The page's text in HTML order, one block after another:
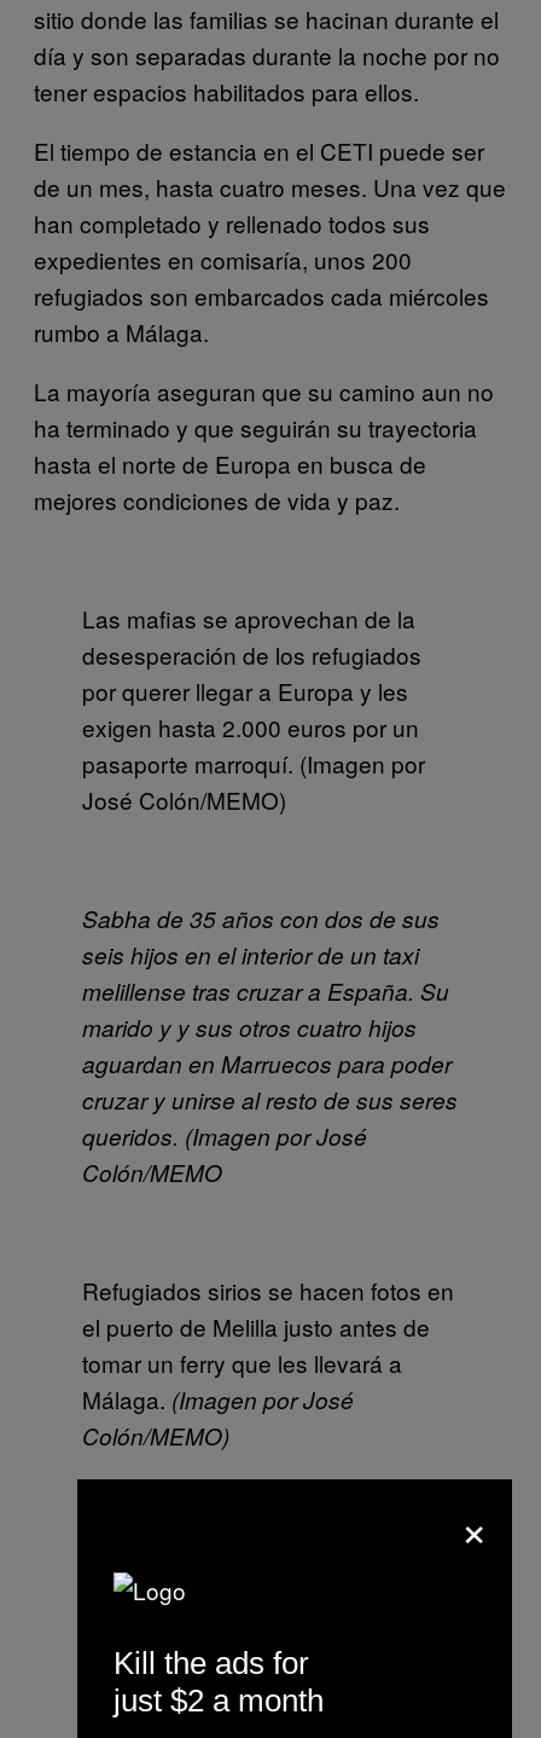
sitio donde las familias se hacinan durante el
día y son separadas durante la noche por no
tener espacios habilitados para ellos.
El tiempo de estancia en el CETI puede ser
de un mes, hasta cuatro meses. Una vez que
han completado y rellenado todos sus
expedientes en comisaría, unos 200
refugiados son embarcados cada miércoles
rumbo a Málaga.
La mayoría aseguran que su camino aun no
ha terminado y que seguirán su trayectoria
hasta el norte de Europa en busca de
mejores condiciones de vida y paz.
Las mafias se aprovechan de la
desesperación de los refugiados
por querer llegar a Europa y les
exigen hasta 2.000 euros por un
pasaporte marroquí. (Imagen por
José Colón/MEMO)
Sabha de 35 años con dos de sus
seis hijos en el interior de un taxi
melillense tras cruzar a España. Su
marido y y sus otros cuatro hijos
aguardan en Marruecos para poder
cruzar y unirse al resto de sus seres
queridos. (Imagen por José
Colón/MEMO
Refugiados sirios se hacen fotos en
el puerto de Melilla justo antes de
tomar un ferry que les llevará a
Málaga. (Imagen por José
Colón/MEMO)
edad sale del Hospital de Melilla
cruzar la frontera de Marruecos a
España y carecer de
×
Kill the ads for
just $2 a month